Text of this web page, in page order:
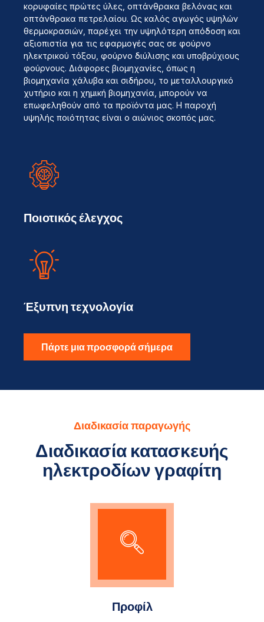
κορυφαίες πρώτες ύλες, οπτάνθρακα βελόνας και
οπτάνθρακα πετρελαίου. Ως καλός αγωγός υψηλών
θερμοκρασιών, παρέχει την υψηλότερη απόδοση και
αξιοπιστία για τις εφαρμογές σας σε φούρνο
ηλεκτρικού τόξου, φούρνο διύλισης και υποβρύχιους
φούρνους. Διάφορες βιομηχανίες, όπως η
βιομηχανία χάλυβα και σιδήρου, το μεταλλουργικό
χυτήριο και η χημική βιομηχανία, μπορούν να
επωφεληθούν από τα προϊόντα μας. Η παροχή
υψηλής ποιότητας είναι ο αιώνιος σκοπός μας.
Ποιοτικός έλεγχος
Έξυπνη τεχνολογία
Πάρτε μια προσφορά σήμερα
Διαδικασία παραγωγής
Διαδικασία κατασκευής
ηλεκτροδίων γραφίτη
Προφίλ